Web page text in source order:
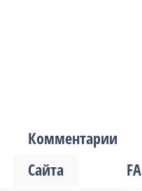
Комментарии
Сайта